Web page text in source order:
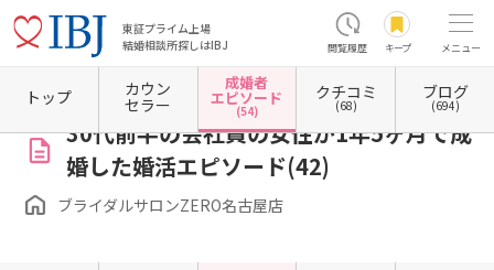
東証プライム上場
結婚相談所探しはIBJ
閲覧履歴 キープ メニュー
ホーム 愛知県の結婚相談所 愛知県名古屋市 愛知県名古屋市中区 愛知県名古屋市中
30代前半の会社員の女性が1年5ヶ月で成
婚した婚活エピソード(42)
ブライダルサロンZERO名古屋店
トップ カウン
セラー
成婚者
エピソード
(54)
クチコミ
(68)
ブログ
(694)